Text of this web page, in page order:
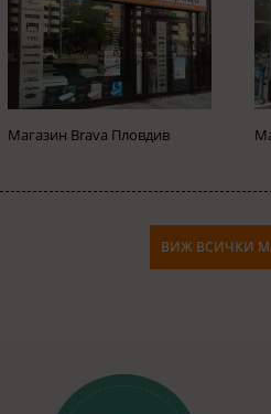
Магазин Brava Пловдив
ВИЖ ВСИЧКИ